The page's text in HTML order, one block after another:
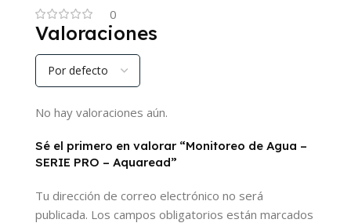
0
Valoraciones
No hay valoraciones aún.
Sé el primero en valorar “Monitoreo de Agua –
SERIE PRO – Aquaread”
Tu dirección de correo electrónico no será
publicada. Los campos obligatorios están marcados